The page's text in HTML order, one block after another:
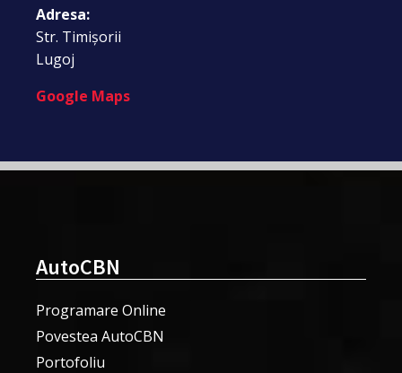
Adresa:
Str. Timișorii
Lugoj
Google Maps
AutoCBN
Programare Online
Povestea AutoCBN
Portofoliu